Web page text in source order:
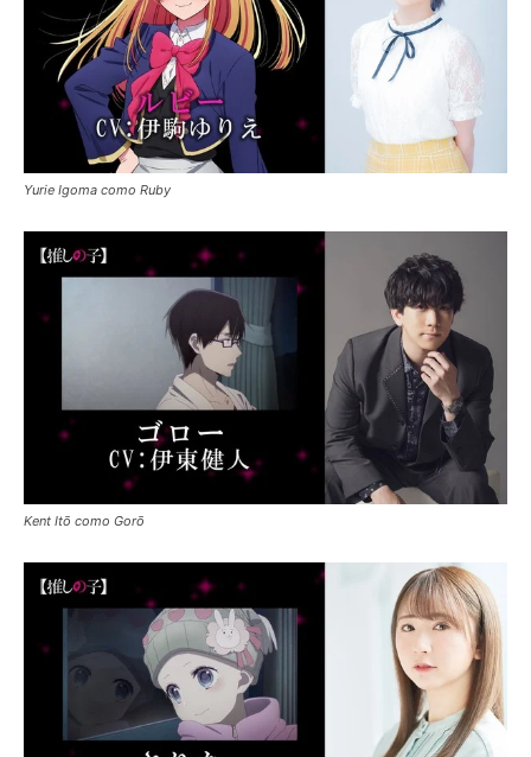
Yurie Igoma como Ruby
Kent Itō como Gorō